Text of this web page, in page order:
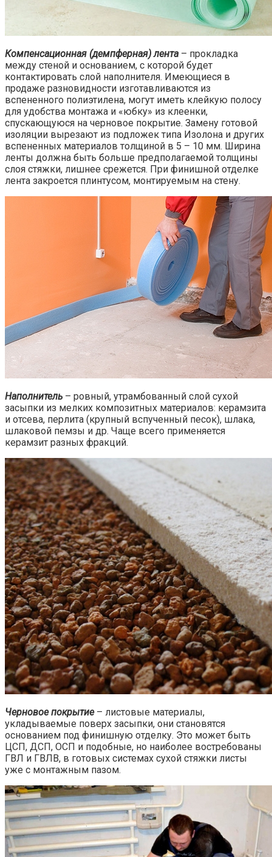
Компенсационная (демпферная) лента – прокладка
между стеной и основанием, с которой будет
контактировать слой наполнителя. Имеющиеся в
продаже разновидности изготавливаются из
вспененного полиэтилена, могут иметь клейкую полосу
для удобства монтажа и «юбку» из клеенки,
спускающуюся на черновое покрытие. Замену готовой
изоляции вырезают из подложек типа Изолона и других
вспененных материалов толщиной в 5 – 10 мм. Ширина
ленты должна быть больше предполагаемой толщины
слоя стяжки, лишнее срежется. При финишной отделке
лента закроется плинтусом, монтируемым на стену.
Наполнитель – ровный, утрамбованный слой сухой
засыпки из мелких композитных материалов: керамзита
и отсева, перлита (крупный вспученный песок), шлака,
шлаковой пемзы и др. Чаще всего применяется
керамзит разных фракций.
Черновое покрытие– листовые материалы,
укладываемые поверх засыпки, они становятся
основанием под финишную отделку. Это может быть
ЦСП, ДСП, ОСП и подобные, но наиболее востребованы
ГВЛ и ГВЛВ, в готовых системах сухой стяжки листы
уже с монтажным пазом.